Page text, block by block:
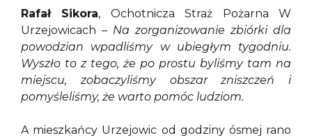
Rafał Sikora, Ochotnicza Straż Pożarna W
Urzejowicach – Na zorganizowanie zbiórki dla
powodzian wpadliśmy w ubiegłym tygodniu.
Wyszło to z tego, że po prostu byliśmy tam na
miejscu, zobaczyliśmy obszar zniszczeń i
pomyśleliśmy, że warto pomóc ludziom.
A mieszkańcy Urzejowic od godziny ósmej rano